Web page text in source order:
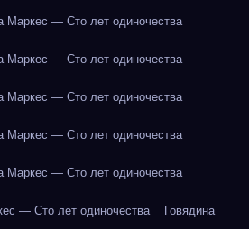
Маркес — Сто лет одиночества
Маркес — Сто лет одиночества
Маркес — Сто лет одиночества
Маркес — Сто лет одиночества
Маркес — Сто лет одиночества
— Сто лет одиночества Говядина